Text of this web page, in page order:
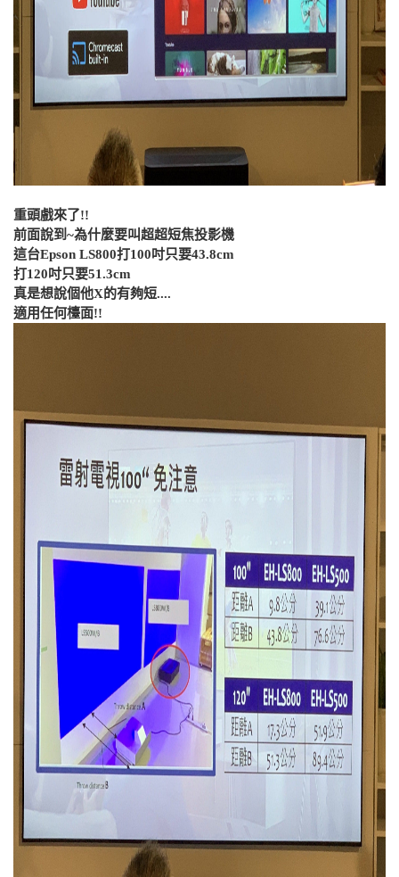
重頭戲來了!!
前面說到~為什麼要叫超超短焦投影機
這台Epson LS800打100吋只要43.8cm
打120吋只要51.3cm
真是想說個他X的有夠短....
適用任何檯面!!